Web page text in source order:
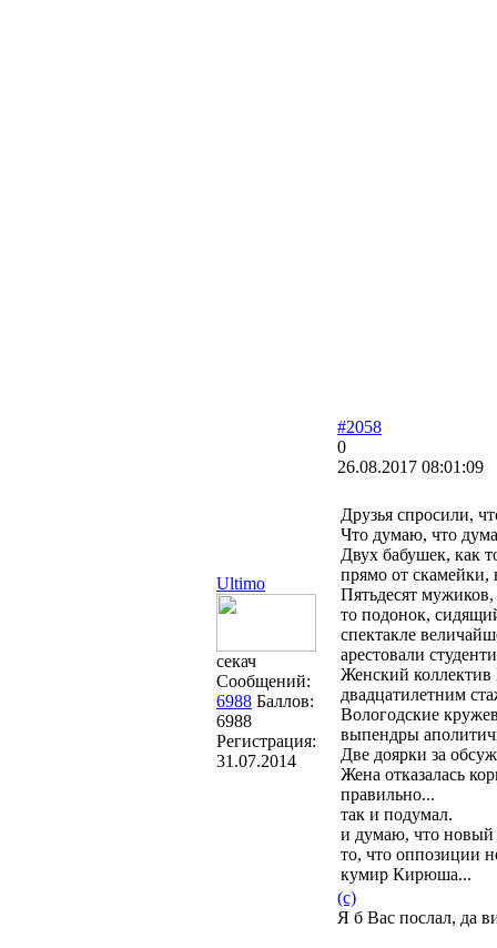
Ultimo
секач
Сообщений:
6988 Баллов:
6988
Регистрация:
31.07.2014
#2058
0
26.08.2017 08:01:09
Друзья спросили,
Что думаю, что
Двух бабушек, как
прямо от скамейки,
Пятьдесят
то подонок,
спектакле
арестовали
Женский коллектив
двадцатилетним
Вологодские
выпендры
Две доярки за
Жена отказалась
правильно...
так и подумал.
и думаю, что новый
то, что оппозиции
кумир Кирюша...
(с)
Я б Вас послал, да